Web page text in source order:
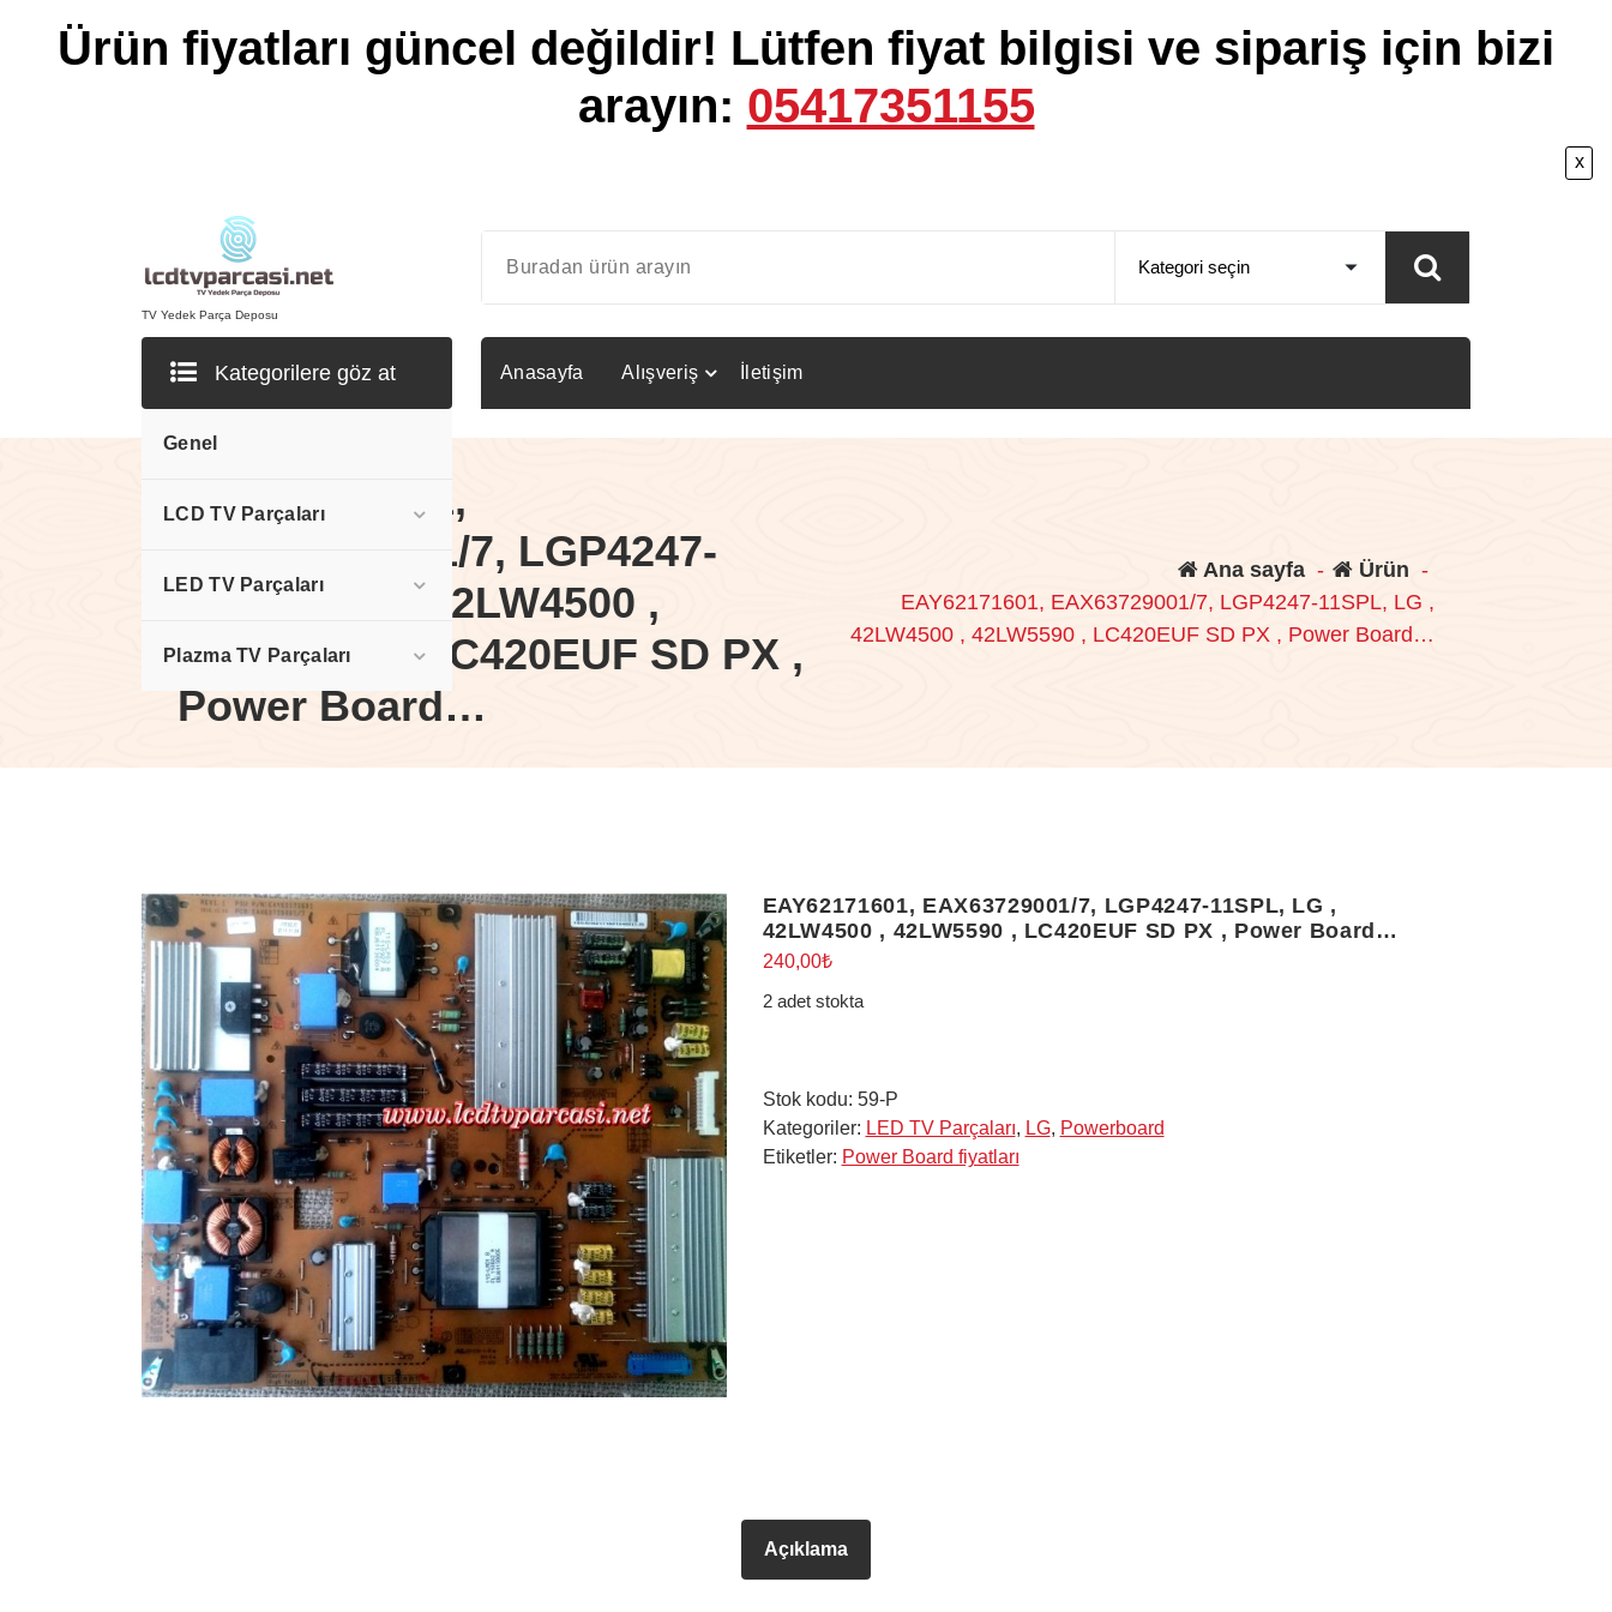
Ürün fiyatları güncel değildir! Lütfen fiyat bilgisi ve sipariş için bizi
arayın: 05417351155
x
TV Yedek Parça Deposu
Kategorilere göz at
Genel
LCD TV Parçaları
LED TV Parçaları
Plazma TV Parçaları
Anasayfa Alışveriş İletişim
EAY62171601,
EAX63729001/7, LGP4247-
11SPL, LG , 42LW4500 ,
42LW5590 , LC420EUF SD PX ,
Power Board…
Ana sayfa - Ürün -
EAY62171601, EAX63729001/7, LGP4247-11SPL, LG ,
42LW4500 , 42LW5590 , LC420EUF SD PX , Power Board…
EAY62171601, EAX63729001/7, LGP4247-11SPL, LG ,
42LW4500 , 42LW5590 , LC420EUF SD PX , Power Board…
240,00₺
2 adet stokta
Stok kodu: 59-P
Kategoriler: LED TV Parçaları, LG, Powerboard
Etiketler: Power Board fiyatları
Açıklama